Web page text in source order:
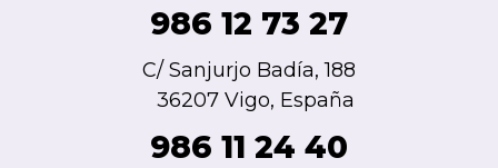
986 12 73 27
C/ Sanjurjo Badía, 188
36207 Vigo, España
986 11 24 40